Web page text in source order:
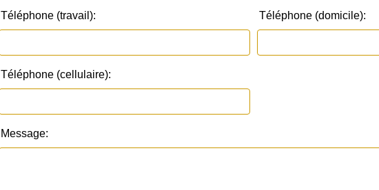
Téléphone (travail): Téléphone (domicile):
Téléphone (cellulaire):
Message: